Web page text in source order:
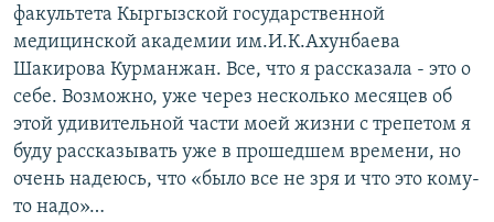
факультета Кыргызской государственной
медицинской академии им.И.К.Ахунбаева
Шакирова Курманжан. Все, что я рассказала - это о
себе. Возможно, уже через несколько месяцев об
этой удивительной части моей жизни с трепетом я
буду рассказывать уже в прошедшем времени, но
очень надеюсь, что «было все не зря и что это кому-
то надо»…